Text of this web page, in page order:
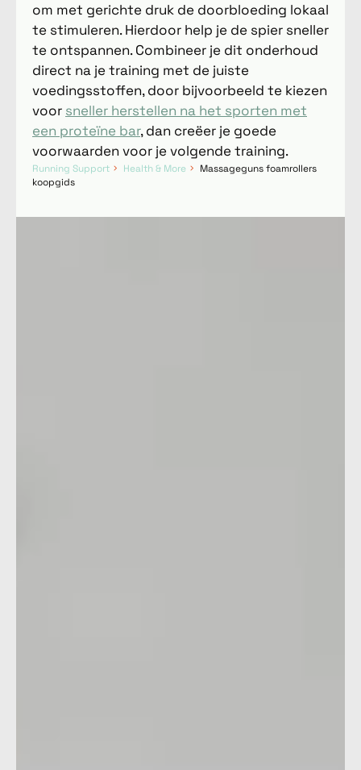
om met gerichte druk de doorbloeding lokaal
te stimuleren. Hierdoor help je de spier sneller
te ontspannen. Combineer je dit onderhoud
direct na je training met de juiste
voedingsstoffen, door bijvoorbeeld te kiezen
voor sneller herstellen na het sporten met
een proteïne bar, dan creëer je goede
voorwaarden voor je volgende training.
Running Support Health & More
Massageguns foamrollers
koopgids